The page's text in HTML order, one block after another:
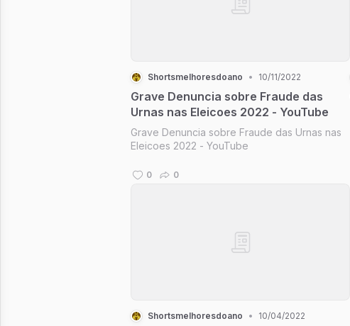
Shortsmelhoresdoano • 10/11/2022
Grave Denuncia sobre Fraude das
Urnas nas Eleicoes 2022 - YouTube
Grave Denuncia sobre Fraude das Urnas nas
Eleicoes 2022 - YouTube
0 0
Shortsmelhoresdoano • 10/04/2022